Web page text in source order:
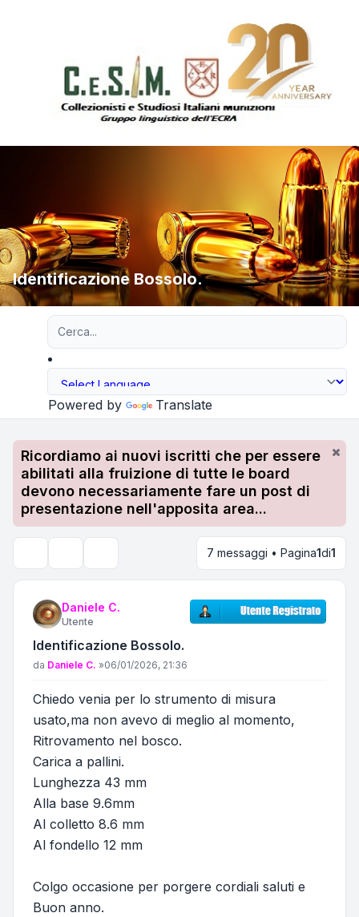
Identificazione Bossolo.
Powered by Translate
Ricordiamo ai nuovi iscritti che per essere
abilitati alla fruizione di tutte le board
devono necessariamente fare un post di
presentazione nell'apposita area...
7 messaggi • Pagina1di1
Daniele C.
Utente
Identificazione Bossolo.
Messaggio
da Daniele C. »06/01/2026, 21:36
Chiedo venia per lo strumento di misura
usato,ma non avevo di meglio al momento,
Ritrovamento nel bosco.
Carica a pallini.
Lunghezza 43 mm
Alla base 9.6mm
Al colletto 8.6 mm
Al fondello 12 mm
Colgo occasione per porgere cordiali saluti e
Buon anno.